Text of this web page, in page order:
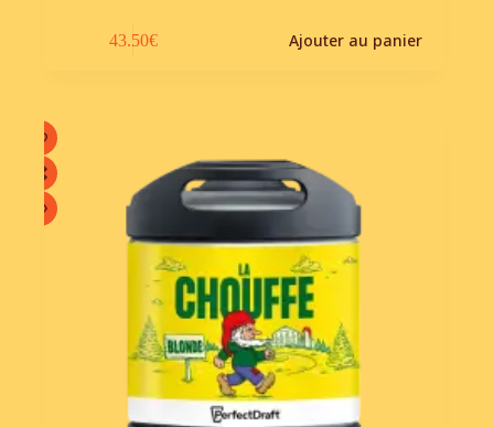
43.50€ Ajouter au panier